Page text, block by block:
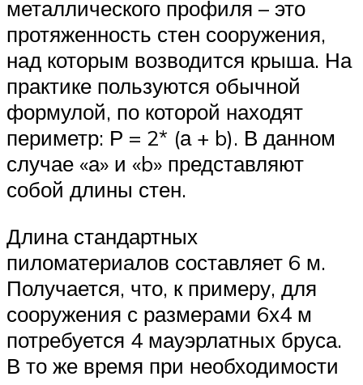
металлического профиля – это
протяженность стен сооружения,
над которым возводится крыша. На
практике пользуются обычной
формулой, по которой находят
периметр: Р = 2* (а + b). В данном
случае «а» и «b» представляют
собой длины стен.
Длина стандартных
пиломатериалов составляет 6 м.
Получается, что, к примеру, для
сооружения с размерами 6х4 м
потребуется 4 мауэрлатных бруса.
В то же время при необходимости